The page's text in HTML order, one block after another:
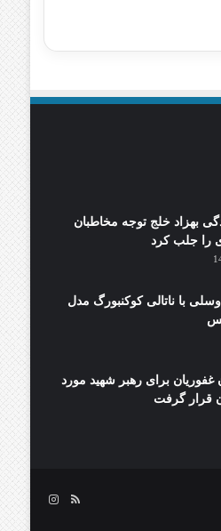
بهزاد خلج توجه مخاطبان
را جلب کرد
وسلی با ناتالی کوکنبورگ مدل
برای رهبر شهید مورد
قرار گرفت
خوراکاینستاگرام